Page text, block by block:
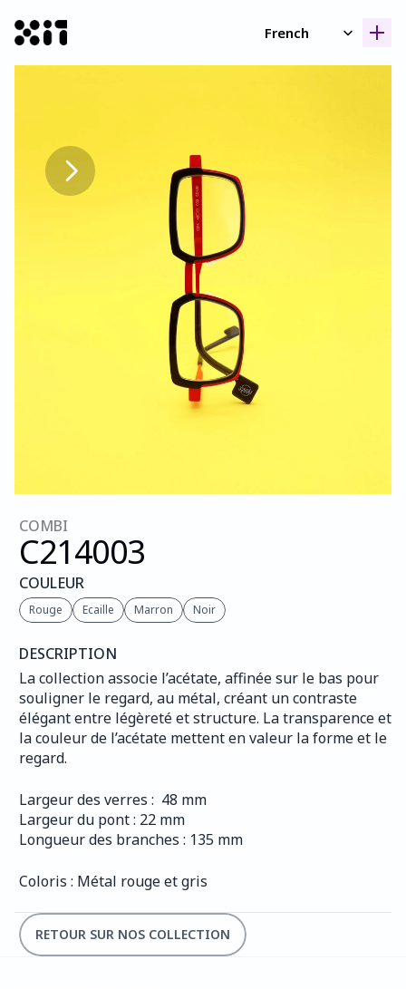
French
COMBI
C214003
COULEUR
Rouge Ecaille Marron Noir
DESCRIPTION
La collection associe l’acétate, affinée sur le bas pour
souligner le regard, au métal, créant un contraste
élégant entre légèreté et structure. La transparence et
la couleur de l’acétate mettent en valeur la forme et le
regard.
Largeur des verres :  48 mm
Largeur du pont : 22 mm
Longueur des branches : 135 mm
Coloris : Métal rouge et gris
RETOUR SUR NOS COLLECTION